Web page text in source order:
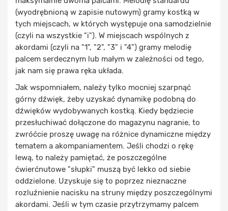
(wyodrębnioną w zapisie nutowym) gramy kostką w
tych miejscach, w których występuje ona samodzielnie
(czyli na wszystkie "i"). W miejscach wspólnych z
akordami (czyli na "1", "2", "3" i "4") gramy melodię
palcem serdecznym lub małym w zależności od tego,
jak nam się prawa ręka układa.
Jak wspomniałem, należy tylko mocniej szarpnąć
górny dźwięk, żeby uzyskać dynamikę podobną do
dźwięków wydobywanych kostką. Kiedy będziecie
przesłuchiwać dołączone do magazynu nagranie, to
zwróćcie proszę uwagę na różnice dynamiczne między
tematem a akompaniamentem. Jeśli chodzi o rękę
lewą, to należy pamiętać, że poszczególne
ćwierćnutowe "słupki" muszą być lekko od siebie
oddzielone. Uzyskuje się to poprzez nieznaczne
rozluźnienie nacisku na struny między poszczególnymi
akordami. Jeśli w tym czasie przytrzymamy palcem